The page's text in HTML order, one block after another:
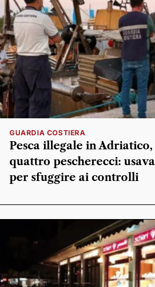
GUARDIA COSTIERA
Pesca illegale in
quattro pescherecci:
per sfuggire ai controlli